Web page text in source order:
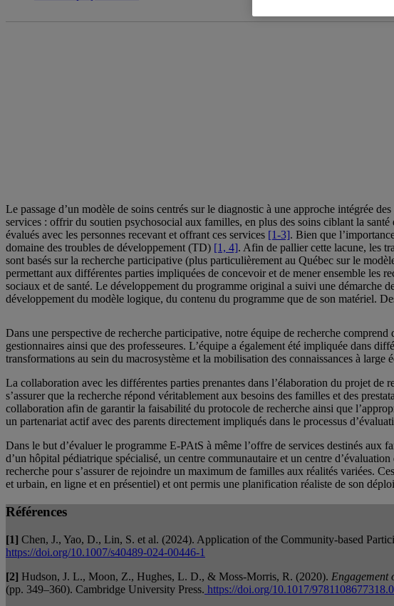
Le passage d’un modèle de soins centrés sur le diagnostic à une approche intégrée
services : offrir du soutien psychosocial aux familles, en plus des soins ciblant la
évalués avec les personnes recevant et offrant ces services [1-3]. Bien que
domaine des troubles de développement (TD) [1, 4]. Afin de pallier cette lacune, les
sont basés sur la recherche participative (plus particulièrement au Québec sur le
permettant aux différentes parties impliquées de concevoir et de mener ensemble les
sociaux et de santé. Le développement du programme original a suivi une démarche
développement du modèle logique, du contenu du programme que de son matériel.
Dans une perspective de recherche participative, notre équipe de recherche
gestionnaires ainsi que des professeures. L’équipe a également été impliquée dans
transformations au sein du macrosystème et la mobilisation des connaissances à large
La collaboration avec les différentes parties prenantes dans l’élaboration du projet
s’assurer que la recherche répond véritablement aux besoins des familles et des
collaboration afin de garantir la faisabilité du protocole de recherche ainsi que
un partenariat actif avec des parents directement impliqués dans le processus
Dans le but d’évaluer le programme E-PAtS à même l’offre de services destinés aux
d’un hôpital pédiatrique spécialisé, un centre communautaire et un centre
recherche pour s’assurer de rejoindre un maximum de familles aux réalités variées.
et urbain, en ligne et en présentiel) et ont permis une planification réaliste de son
Références
[1] Chen, J., Yao, D., Lin, S. et al. (2024). Application of the Community-based
https://doi.org/10.1007/s40489-024-00446-1
[2] Hudson, J. L., Moon, Z., Hughes, L. D., & Moss-Morris, R. (2020). Engagement
(pp. 349–360). Cambridge University Press. https://doi.org/10.1017/